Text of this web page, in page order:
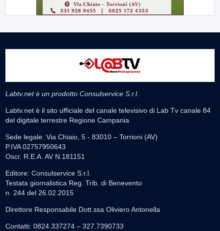
Labtv.net è un prodotto Consulservice S.r.l.
Labtv.net è il sito ufficiale del canale televisivo di Lab Tv canale 84
del digitale terrestre Regione Campania
Sede legale: Via Chiaio, 5 - 83010 – Torrioni (AV)
P.IVA 02757950643
Oscr. R.E.A. AV N.181151
Editore: Consulservice S.r.l.
Testata giornalistica Reg. Trib. di Benevento
n. 244 del 26.02.2015
Direttore Responsabile Dott.ssa Oliviero Antonella
Contatti: 0824.337274 – 327.7390733